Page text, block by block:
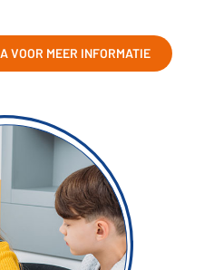
VOOR MEER INFORMATIE